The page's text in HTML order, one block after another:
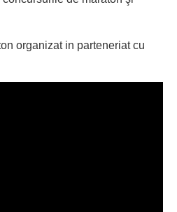
organizat in parteneriat cu